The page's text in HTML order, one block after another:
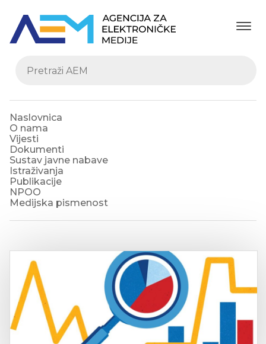
Naslovnica
O nama
Vijesti
Dokumenti
Sustav javne nabave
Istraživanja
Publikacije
NPOO
Medijska pismenost